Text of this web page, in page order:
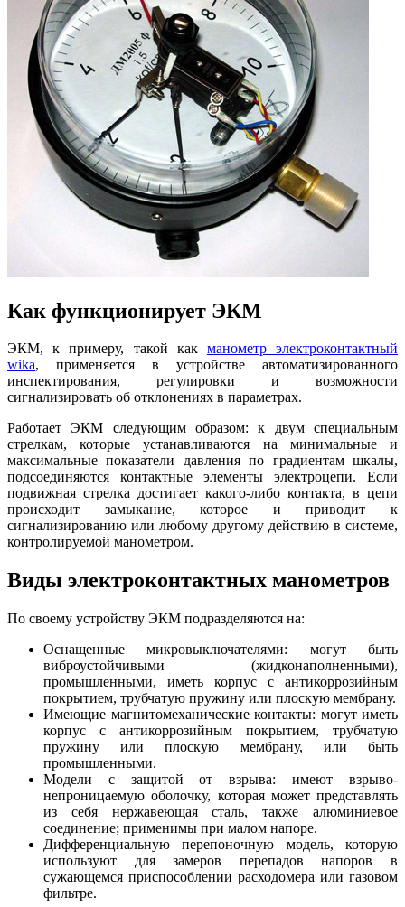
Как функционирует ЭКМ
ЭКМ, к примеру, такой как манометр электроконтактный
wika, применяется в устройстве автоматизированного
инспектирования, регулировки и возможности
сигнализировать об отклонениях в параметрах.
Работает ЭКМ следующим образом: к двум специальным
стрелкам, которые устанавливаются на минимальные и
максимальные показатели давления по градиентам шкалы,
подсоединяются контактные элементы электроцепи. Если
подвижная стрелка достигает какого-либо контакта, в цепи
происходит замыкание, которое и приводит к
сигнализированию или любому другому действию в системе,
контролируемой манометром.
Виды электроконтактных манометров
По своему устройству ЭКМ подразделяются на:
Оснащенные микровыключателями: могут быть
виброустойчивыми (жидконаполненными),
промышленными, иметь корпус с антикоррозийным
покрытием, трубчатую пружину или плоскую мембрану.
Имеющие магнитомеханические контакты: могут иметь
корпус с антикоррозийным покрытием, трубчатую
пружину или плоскую мембрану, или быть
промышленными.
Модели с защитой от взрыва: имеют взрыво-
непроницаемую оболочку, которая может представлять
из себя нержавеющая сталь, также алюминиевое
соединение; применимы при малом напоре.
Дифференциальную перепоночную модель, которую
используют для замеров перепадов напоров в
сужающемся приспособлении расходомера или газовом
фильтре.